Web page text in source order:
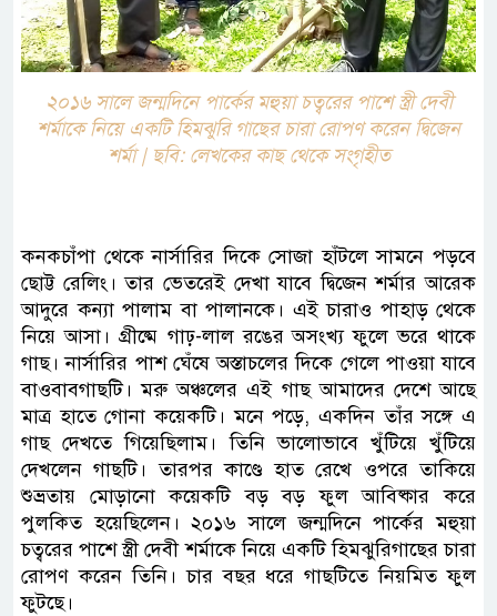
২০১৬ সালে জন্মদিনে পার্কের মহুয়া চত্বরের পাশে স্ত্রী দেবী
শর্মাকে নিয়ে একটি হিমঝুরি গাছের চারা রোপণ করেন দ্বিজেন
শর্মা | ছবি: লেখকের কাছ থেকে সংগৃহীত
কনকচাঁপা থেকে নার্সারির দিকে সোজা হাঁটলে সামনে পড়বে
ছোট্ট রেলিং। তার ভেতরেই দেখা যাবে দ্বিজেন শর্মার আরেক
আদুরে কন্যা পালাম বা পালানকে। এই চারাও পাহাড় থেকে
নিয়ে আসা। গ্রীষ্মে গাঢ়-লাল রঙের অসংখ্য ফুলে ভরে থাকে
গাছ। নার্সারির পাশ ঘেঁষে অস্তাচলের দিকে গেলে পাওয়া যাবে
বাওবাবগাছটি। মরু অঞ্চলের এই গাছ আমাদের দেশে আছে
মাত্র হাতে গোনা কয়েকটি। মনে পড়ে, একদিন তাঁর সঙ্গে এ
গাছ দেখতে গিয়েছিলাম। তিনি ভালোভাবে খুঁটিয়ে খুঁটিয়ে
দেখলেন গাছটি। তারপর কাণ্ডে হাত রেখে ওপরে তাকিয়ে
শুভ্রতায় মোড়ানো কয়েকটি বড় বড় ফুল আবিষ্কার করে
পুলকিত হয়েছিলেন। ২০১৬ সালে জন্মদিনে পার্কের মহুয়া
চত্বরের পাশে স্ত্রী দেবী শর্মাকে নিয়ে একটি হিমঝুরিগাছের চারা
রোপণ করেন তিনি। চার বছর ধরে গাছটিতে নিয়মিত ফুল
ফুটছে।